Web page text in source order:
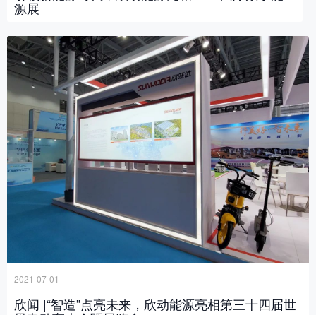
源展
2021-07-01
欣闻 |“智造”点亮未来，欣动能源亮相第三十四届世